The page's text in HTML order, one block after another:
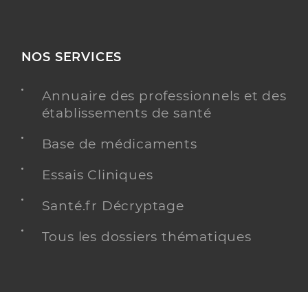
NOS SERVICES
Annuaire des professionnels et des
établissements de santé
Base de médicaments
Essais Cliniques
Santé.fr Décryptage
Tous les dossiers thématiques